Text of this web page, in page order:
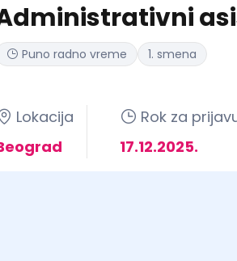
Lokacija
Rok za
17.12.2025.
Puno radno vreme 1. smena